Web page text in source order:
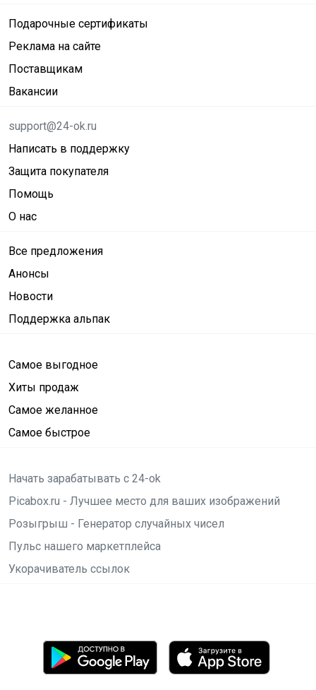
Подарочные сертификаты
Реклама на сайте
Поставщикам
Вакансии
support@24-ok.ru
Написать в поддержку
Защита покупателя
Помощь
О нас
Все предложения
Анонсы
Новости
Поддержка альпак
Самое выгодное
Хиты продаж
Самое желанное
Самое быстрое
Начать зарабатывать с 24-ok
Picabox.ru - Лучшее место для ваших изображений
Розыгрыш - Генератор случайных чисел
Пульс нашего маркетплейса
Укорачиватель ссылок